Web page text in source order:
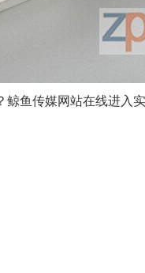
鱼传媒网站在线进入实验